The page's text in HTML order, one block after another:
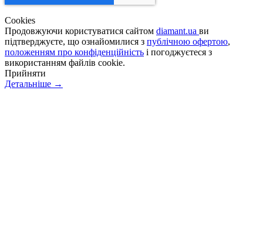
Сookies
Продовжуючи користуватися сайтом diamant.ua ви
підтверджуєте, що ознайомилися з публічною офертою,
положенням про конфіденційність і погоджуєтеся з
використанням файлів cookie.
Прийняти
Детальніше →